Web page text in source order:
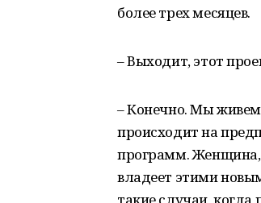
более трех месяцев.
– Выходит, этот
– Конечно. Мы
происходит на
программ. Женщина,
владеет этими